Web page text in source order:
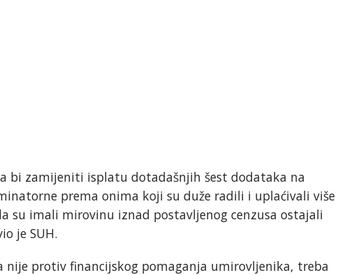
bi zamijeniti isplatu dotadašnjih šest dodataka na
prema onima koji su duže radili i uplaćivali više
su imali mirovinu iznad postavljenog cenzusa ostajali
je SUH.
nije protiv financijskog pomaganja umirovljenika, treba